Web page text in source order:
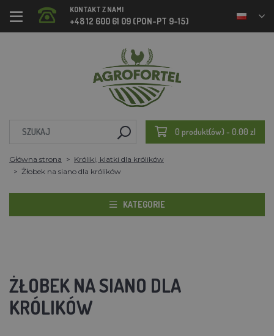
KONTAKT Z NAMI
+48 12 600 61 09 (PON-PT 9-15)
0 produkt(ów) - 0.00 zl
Główna strona
Króliki, klatki dla królików
Żłobek na siano dla królików
KATEGORIE
ŻŁOBEK NA SIANO DLA
KRÓLIKÓW